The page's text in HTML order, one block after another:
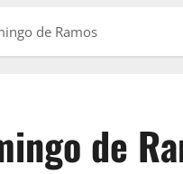
de Ramos
de